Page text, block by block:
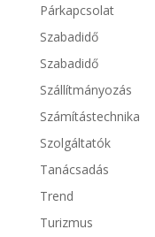
Párkapcsolat
Szabadidő
Szabadidő
Szállítmányozás
Számítástechnika
Szolgáltatók
Tanácsadás
Trend
Turizmus